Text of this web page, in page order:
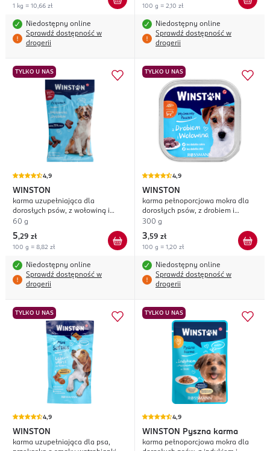
1 kg = 10,66 zł
Niedostępny online
Sprawdź dostępność w
drogerii
100 g = 2,10 zł
Niedostępny online
Sprawdź dostępność w
drogerii
TYLKO U NAS
4,9
WINSTON
karma uzupełniająca dla
dorosłych psów, z wołowiną i
drobiem
60 g
5,29 zł
100 g = 8,82 zł
Niedostępny online
Sprawdź dostępność w
drogerii
TYLKO U NAS
4,9
WINSTON
karma pełnoporcjowa mokra dla
dorosłych psów, z drobiem i
wołowiną
300 g
3,59 zł
100 g = 1,20 zł
Niedostępny online
Sprawdź dostępność w
drogerii
TYLKO U NAS
4,9
WINSTON
karma uzupełniająca dla psa,
TYLKO U NAS
4,9
WINSTON Pyszna karma
karma pełnoporcjowa mokra dla